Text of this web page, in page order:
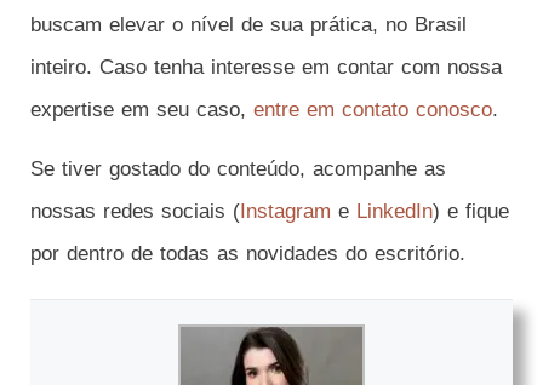
buscam elevar o nível de sua prática, no Brasil
inteiro. Caso tenha interesse em contar com nossa
expertise em seu caso, entre em contato conosco.
Se tiver gostado do conteúdo, acompanhe as
nossas redes sociais (Instagram e LinkedIn) e fique
por dentro de todas as novidades do escritório.